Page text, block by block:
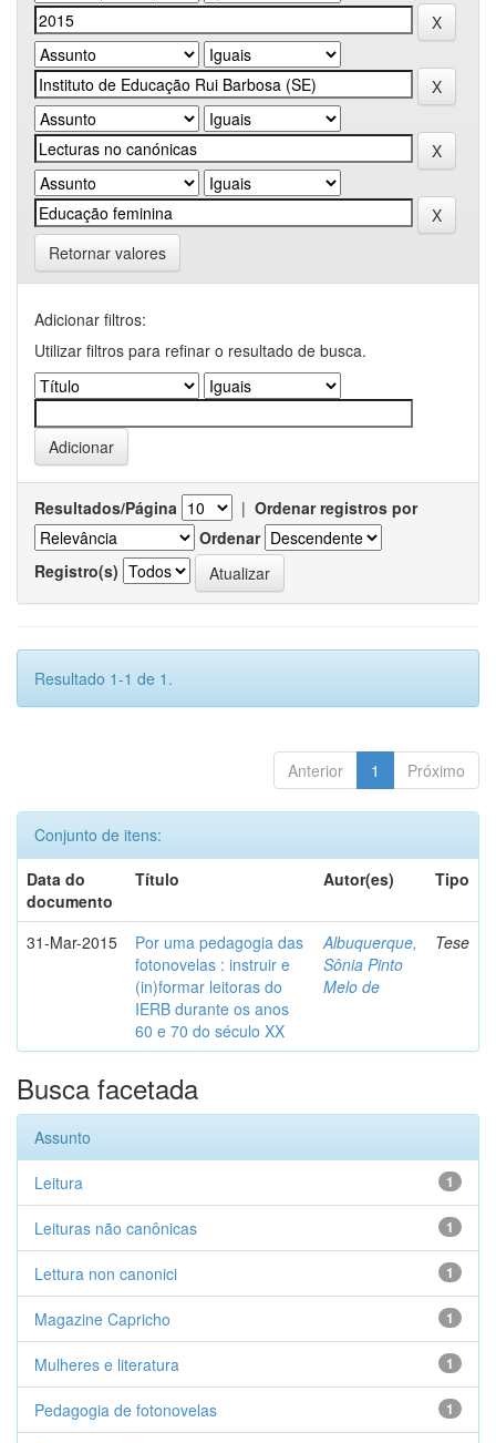
Retornar valores
Adicionar filtros:
Utilizar filtros para refinar o resultado de busca.
Resultados/Página | Ordenar registros por
Ordenar
Registro(s)
Resultado 1-1 de 1.
Anterior 1 Próximo
Conjunto de itens:
Data do
documento
Título Autor(es) Tipo
31-Mar-2015
Por uma pedagogia das
fotonovelas : instruir e
(in)formar leitoras do
IERB durante os anos
60 e 70 do século XX
Albuquerque,
Sônia Pinto
Melo de
Tese
Busca facetada
Assunto
1
Leitura
1
Leituras não canônicas
1
Lettura non canonici
1
Magazine Capricho
1
Mulheres e literatura
1
Pedagogia de fotonovelas